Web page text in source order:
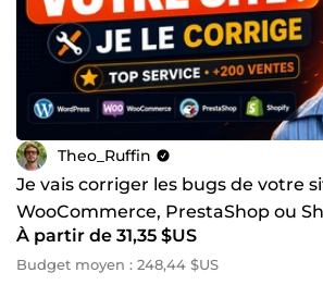
Theo_Ruffin
Je vais corriger les bugs de votre
WooCommerce, PrestaShop ou
À partir de 31,35 $US
Budget moyen : 248,44 $US